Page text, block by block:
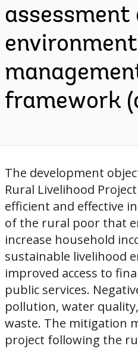
assessment
environment
framework
The development
Rural Livelihood
efficient and effective
of the rural poor that
increase household
sustainable livelihood
improved access to
public services.
pollution, water
waste. The mitigation
project following the